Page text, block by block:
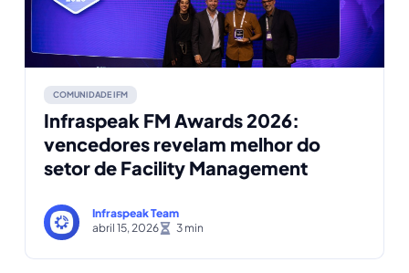
COMUNIDADE IFM
Infraspeak FM Awards 2026:
vencedores revelam melhor do
setor de Facility Management
Infraspeak Team
abril 15, 2026